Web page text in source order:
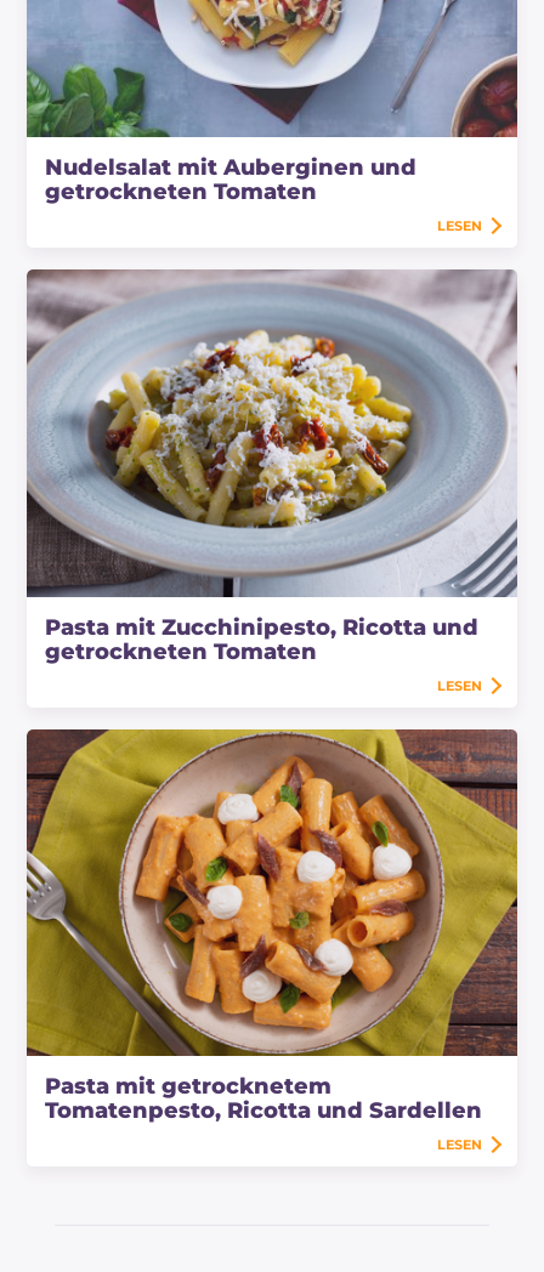
Nudelsalat mit Auberginen und
getrockneten Tomaten
LESEN
Pasta mit Zucchinipesto, Ricotta und
getrockneten Tomaten
LESEN
Pasta mit getrocknetem
Tomatenpesto, Ricotta und Sardellen
LESEN